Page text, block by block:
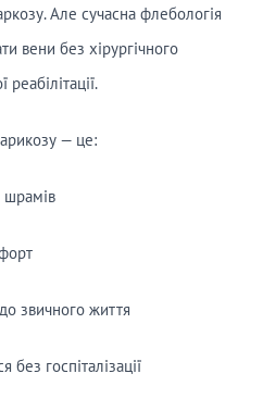
Але сучасна флебологія
вени без хірургічного
— це:
шрамів
звичного життя
без госпіталізації